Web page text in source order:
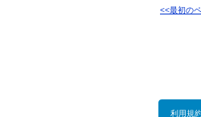
<<最初の
利用規